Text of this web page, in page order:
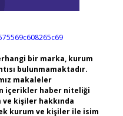
bir marka, kurum
bulunmamaktadır.
makaleler
içerikler haber niteliği
kişiler hakkında
kurum ve kişiler ile isim